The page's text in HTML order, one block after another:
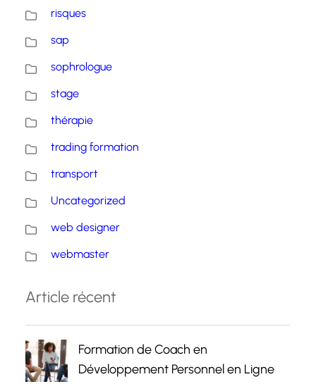
risques
sap
sophrologue
stage
thérapie
trading formation
transport
Uncategorized
web designer
webmaster
Article récent
Formation de Coach en
Développement Personnel en Ligne